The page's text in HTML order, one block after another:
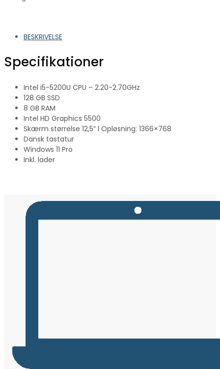
BESKRIVELSE
Specifikationer
Intel i5-5200U CPU – 2.20-2.70GHz
128 GB SSD
8 GB RAM
Intel HD Graphics 5500
Skærm størrelse 12,5” l Opløsning: 1366×768
Dansk tastatur
Windows 11 Pro
Inkl. lader